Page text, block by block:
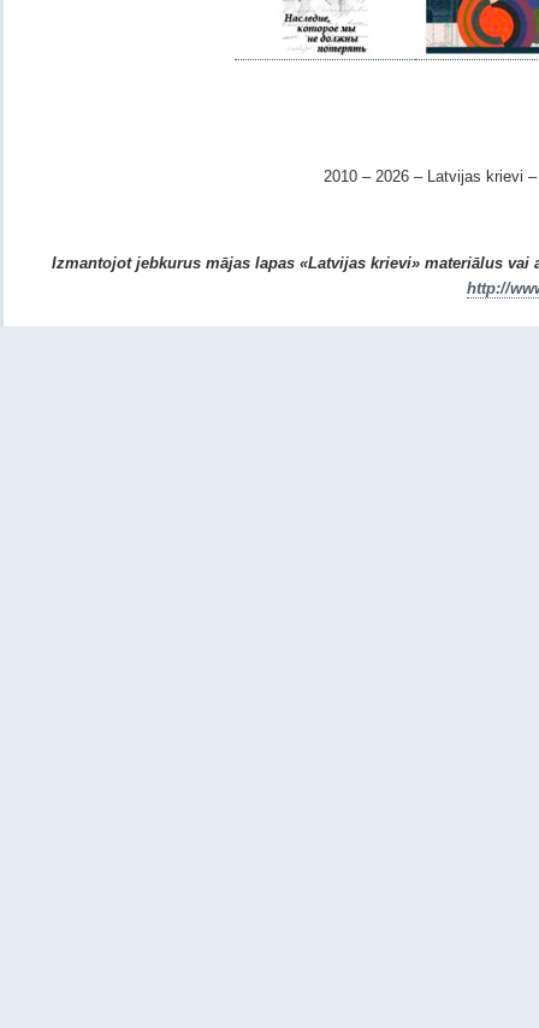
2010 – 2026 – Latvijas krievi –
Izmantojot jebkurus mājas lapas «Latvijas krievi» materiālus
http://